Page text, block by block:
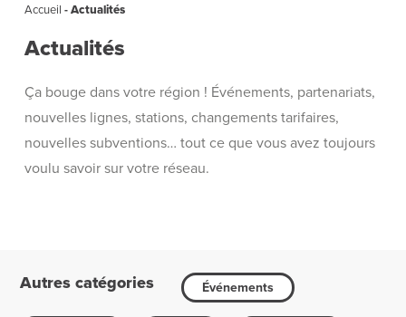
Accueil -Actualités
Actualités
Ça bouge dans votre région ! Événements, partenariats,
nouvelles lignes, stations, changements tarifaires,
nouvelles subventions… tout ce que vous avez toujours
voulu savoir sur votre réseau.
Autres catégories Événements